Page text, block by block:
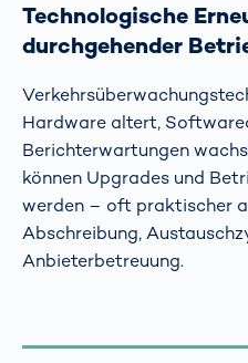
Technologische
durchgehender
Hardware altert,
Berichterwartungen
können Upgrades und
werden – oft praktischer
Abschreibung,
Anbieterbetreuung.